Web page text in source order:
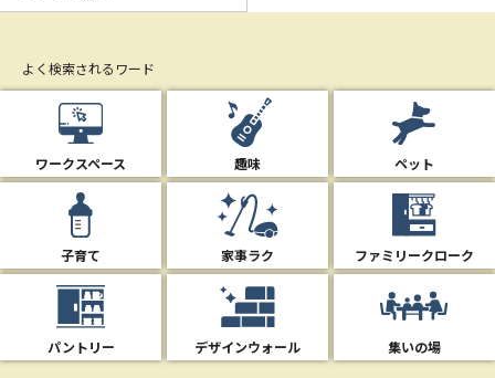
よく検索されるワード
ワークスペース 趣味 ペット
子育て 家事ラク ファミリークローク
パントリー デザインウォール 集いの場